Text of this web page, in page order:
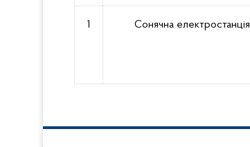
1 Сонячна електростанція